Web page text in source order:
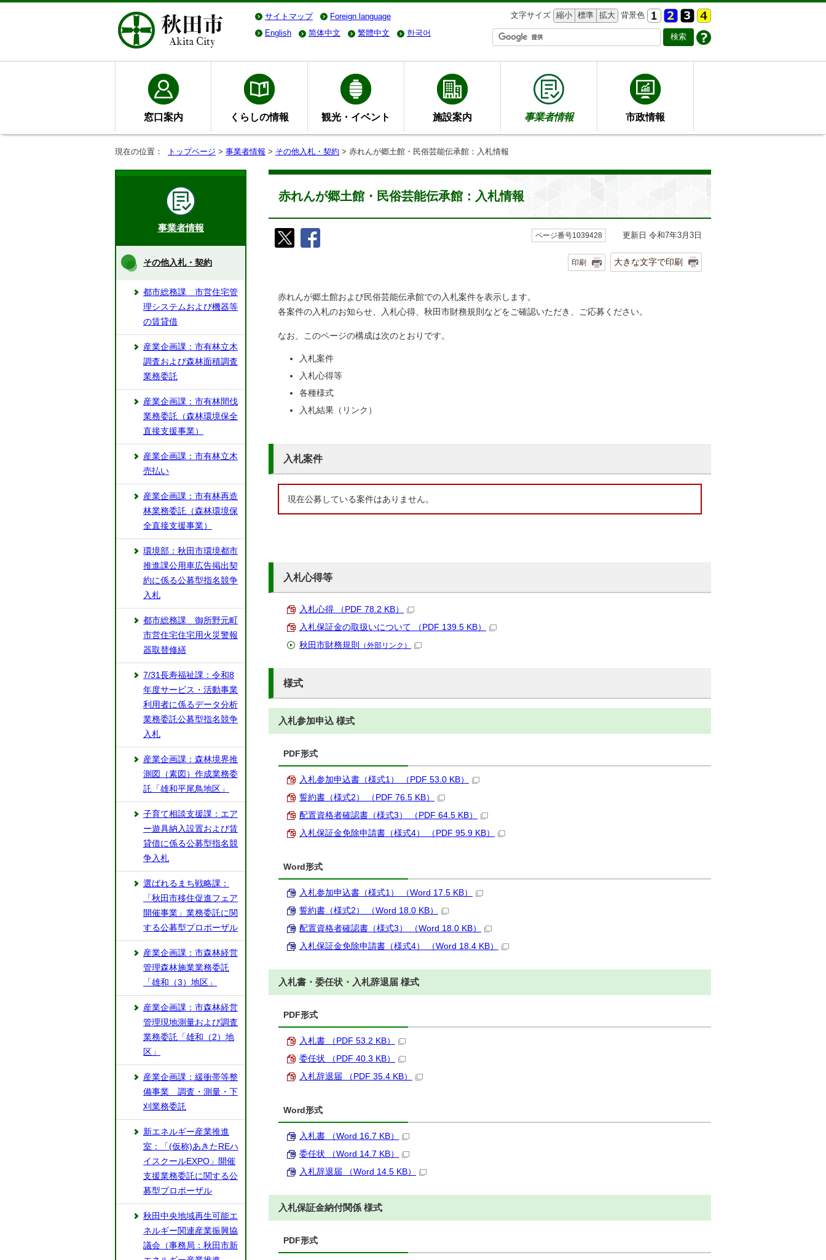
サイトマップ Foreign language 文字サイズ 縮小 標準 拡大 背景色
English
简体中文 繁體中文 한국어
窓口案内 くらしの情報 観光・イベント 施設案内 事業者情報 市政情報
現在の位置： トップページ > 事業者情報 > その他入札・契約 > 赤れんが郷土館・民俗芸能伝承館：入札情報
赤れんが郷土館・民俗芸能伝承館：入札情報
ページ番号1039428 更新日 令和7年3月3日
印刷 大きな文字で印刷
赤れんが郷土館および民俗芸能伝承館での入札案件を表示します。
各案件の入札のお知らせ、入札心得、秋田市財務規則などをご確認いただき、ご応募ください。
なお、このページの構成は次のとおりです。
入札案件
入札心得等
各種様式
入札結果（リンク）
入札案件
現在公募している案件はありません。
入札心得等
入札心得 （PDF 78.2 KB）
入札保証金の取扱いについて （PDF 139.5 KB）
秋田市財務規則
（外部リンク）
様式
入札参加申込 様式
PDF形式
入札参加申込書（様式1） （PDF 53.0 KB）
誓約書（様式2） （PDF 76.5 KB）
配置資格者確認書（様式3） （PDF 64.5 KB）
入札保証金免除申請書（様式4） （PDF 95.9 KB）
Word形式
入札参加申込書（様式1） （Word 17.5 KB）
誓約書（様式2） （Word 18.0 KB）
配置資格者確認書（様式3） （Word 18.0 KB）
入札保証金免除申請書（様式4） （Word 18.4 KB）
入札書・委任状・入札辞退届 様式
PDF形式
入札書 （PDF 53.2 KB）
委任状 （PDF 40.3 KB）
入札辞退届 （PDF 35.4 KB）
Word形式
入札書 （Word 16.7 KB）
委任状 （Word 14.7 KB）
入札辞退届 （Word 14.5 KB）
入札保証金納付関係 様式
PDF形式
事業者情報
その他入札・契約
都市総務課 市営住宅管
理システムおよび機器等
の賃貸借
産業企画課：市有林立木
調査および森林面積調査
業務委託
産業企画課：市有林間伐
業務委託（森林環境保全
直接支援事業）
産業企画課：市有林立木
売払い
産業企画課：市有林再造
林業務委託（森林環境保
全直接支援事業）
環境部：秋田市環境都市
推進課公用車広告掲出契
約に係る公募型指名競争
入札
都市総務課 御所野元町
市営住宅住宅用火災警報
器取替修繕
7/31長寿福祉課：令和8
年度サービス・活動事業
利用者に係るデータ分析
業務委託公募型指名競争
入札
産業企画課：森林境界推
測図（素図）作成業務委
託「雄和平尾鳥地区」
子育て相談支援課：エア
ー遊具納入設置および賃
貸借に係る公募型指名競
争入札
選ばれるまち戦略課：
「秋田市移住促進フェア
開催事業」業務委託に関
する公募型プロポーザル
産業企画課：市森林経営
管理森林施業業務委託
「雄和（3）地区」
産業企画課：市森林経営
管理現地測量および調査
業務委託「雄和（2）地
区」
産業企画課：緩衝帯等整
備事業 調査・測量・下
刈業務委託
新エネルギー産業推進
室：「(仮称)あきたREハ
イスクールEXPO」開催
支援業務委託に関する公
募型プロポーザル
秋田中央地域再生可能エ
ネルギー関連産業振興協
議会（事務局：秋田市新